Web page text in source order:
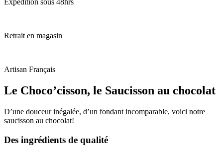
Expédition sous 48hrs
Retrait en magasin
Artisan Français
Le Choco’cisson, le Saucisson au chocolat
D’une douceur inégalée, d’un fondant incomparable, voici notre
saucisson au chocolat!
Des ingrédients de qualité